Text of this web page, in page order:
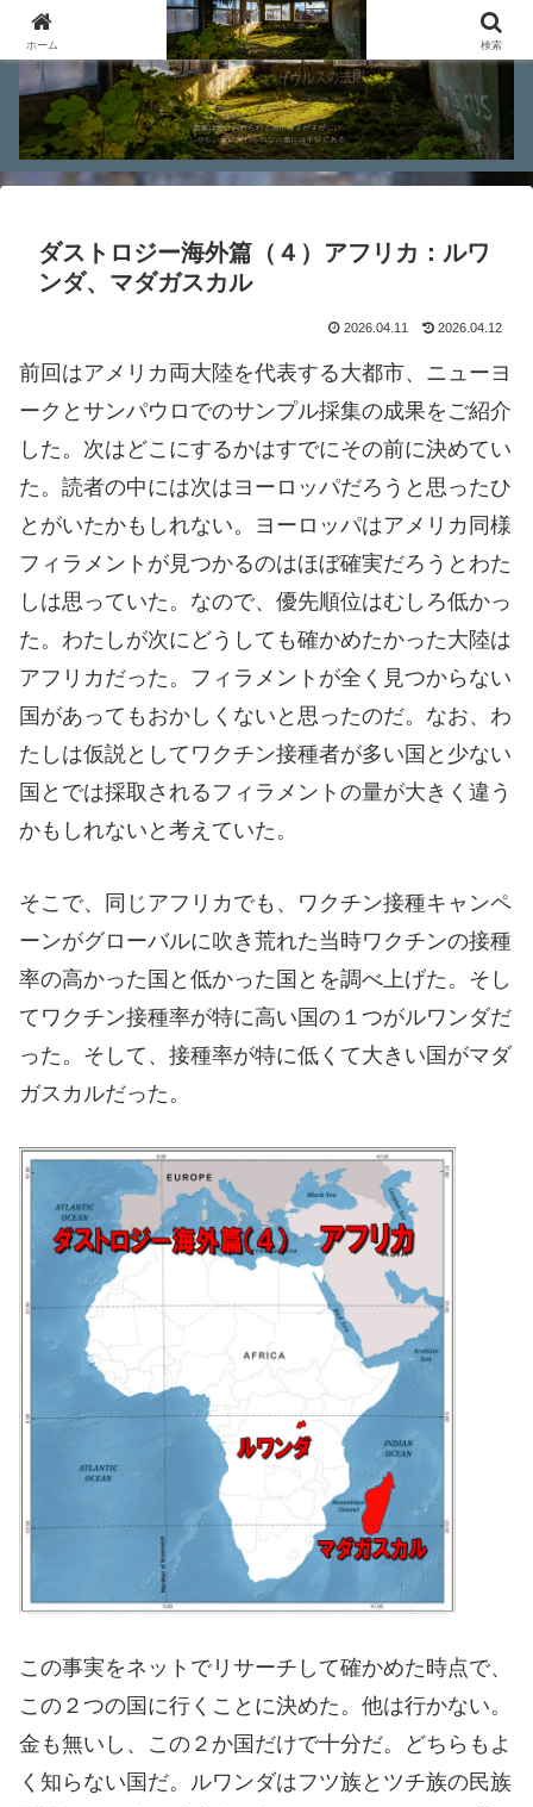
ダストロジー海外篇（４）アフリカ：ルワ
ンダ、マダガスカル
2026.04.11 2026.04.12
前回はアメリカ両大陸を代表する大都市、ニューヨ
ークとサンパウロでのサンプル採集の成果をご紹介
した。次はどこにするかはすでにその前に決めてい
た。読者の中には次はヨーロッパだろうと思ったひ
とがいたかもしれない。ヨーロッパはアメリカ同様
フィラメントが見つかるのはほぼ確実だろうとわた
しは思っていた。なので、優先順位はむしろ低かっ
た。わたしが次にどうしても確かめたかった大陸は
アフリカだった。フィラメントが全く見つからない
国があってもおかしくないと思ったのだ。なお、わ
たしは仮説としてワクチン接種者が多い国と少ない
国とでは採取されるフィラメントの量が大きく違う
かもしれないと考えていた。
そこで、同じアフリカでも、ワクチン接種キャンペ
ーンがグローバルに吹き荒れた当時ワクチンの接種
率の高かった国と低かった国とを調べ上げた。そし
てワクチン接種率が特に高い国の１つがルワンダだ
った。そして、接種率が特に低くて大きい国がマダ
ガスカルだった。
この事実をネットでリサーチして確かめた時点で、
この２つの国に行くことに決めた。他は行かない。
金も無いし、この２か国だけで十分だ。どちらもよ
く知らない国だ。ルワンダはフツ族とツチ族の民族
ホーム 検索